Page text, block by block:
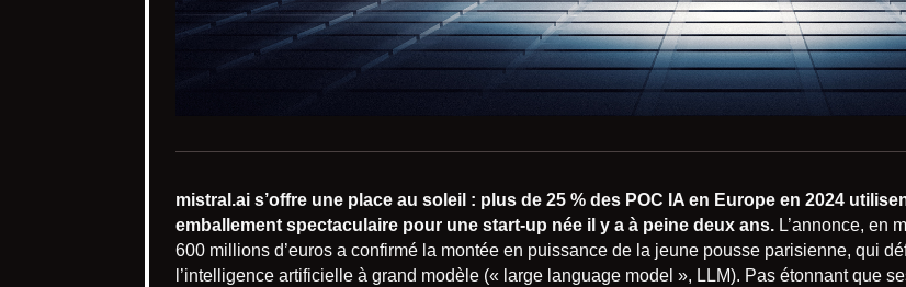
mistral.ai s’offre une place au soleil : plus de 25 % des POC IA en Europe en 2024
emballement spectaculaire pour une start-up née il y a à peine deux ans. L’annonce, en
600 millions d’euros a confirmé la montée en puissance de la jeune pousse parisienne, qui
l’intelligence artificielle à grand modèle (« large language model », LLM). Pas étonnant que